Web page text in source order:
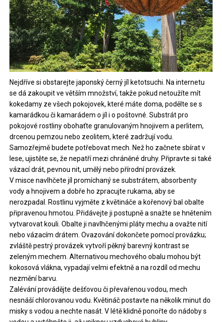
Nejdříve si obstarejte japonský černý jíl ketotsuchi. Na internetu
se dá zakoupit ve větším množství, takže pokud netoužíte mít
kokedamy ze všech pokojovek, které máte doma, podělte se s
kamarádkou či kamarádem o jíl i o poštovné. Substrát pro
pokojové rostliny obohaťte granulovaným hnojivem a perlitem,
drcenou pemzou nebo zeolitem, které zadržují vodu.
Samozřejmě budete potřebovat mech. Než ho začnete sbírat v
lese, ujistěte se, že nepatří mezi chráněné druhy. Připravte si také
vázací drát, pevnou nit, umělý nebo přírodní provázek.
V misce navlhčete jíl promíchaný se substrátem, absorbenty
vody a hnojivem a dobře ho zpracujte rukama, aby se
nerozpadal. Rostlinu vyjměte z květináče a kořenový bal obalte
připravenou hmotou. Přidávejte ji postupně a snažte se hnětením
vytvarovat kouli. Obalte ji navlhčenými pláty mechu a ovažte nití
nebo vázacím drátem. Ovazování dokončete pomocí provázku;
zvláště pestrý provázek vytvoří pěkný barevný kontrast se
zeleným mechem. Alternativou mechového obalu mohou být
kokosová vlákna, vypadají velmi efektně a na rozdíl od mechu
nezmění barvu.
Zalévání provádějte dešťovou či převařenou vodou, mech
nesnáší chlorovanou vodu. Květináč postavte na několik minut do
misky s vodou a nechte nasát. V létě klidně ponořte do nádoby s